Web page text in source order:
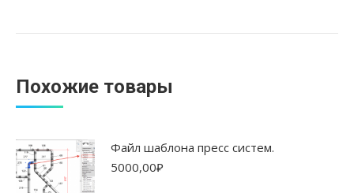
Похожие товары
Файл шаблона пресс систем.
5000,00₽